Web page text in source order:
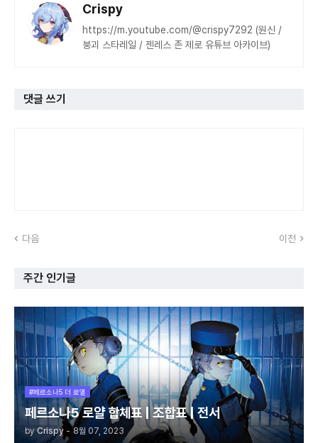
Crispy
https://m.youtube.com/@crispy7292 (원신 /
붕괴 스타레일 / 젠레스 존 제로 유튜브 아카이브)
댓글 쓰기
다음 이전
주간 인기글
#페르소나5 더 로열
페르소나5 로얄 합체표 | 조합표 | 전서
by Crispy - 8월 07, 2023